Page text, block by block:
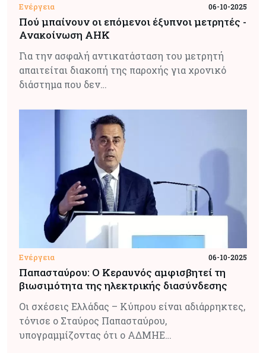
Ενέργεια 06-10-2025
Πού μπαίνουν οι επόμενοι έξυπνοι μετρητές -
Ανακοίνωση ΑΗΚ
Για την ασφαλή αντικατάσταση του μετρητή
απαιτείται διακοπή της παροχής για χρονικό
διάστημα που δεν…
Ενέργεια 06-10-2025
Παπασταύρου: Ο Κεραυνός αμφισβητεί τη
βιωσιμότητα της ηλεκτρικής διασύνδεσης
Οι σχέσεις Ελλάδας – Κύπρου είναι αδιάρρηκτες,
τόνισε ο Σταύρος Παπασταύρου,
υπογραμμίζοντας ότι ο ΑΔΜΗΕ…